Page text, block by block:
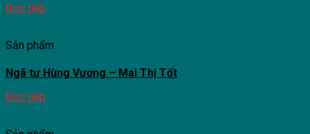
Đọc tiếp
Sản phẩm
Ngã tư Hùng Vương – Mai Thị Tốt
Đọc tiếp